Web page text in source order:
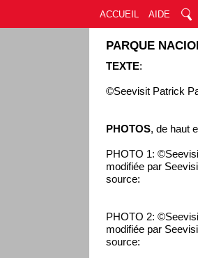
ACCUEIL AIDE
PARQUE
TEXTE:
©Seevisit Patrick
PHOTOS, de haut
PHOTO 1:
modifiée par
source:
PHOTO 2:
modifiée par
source: